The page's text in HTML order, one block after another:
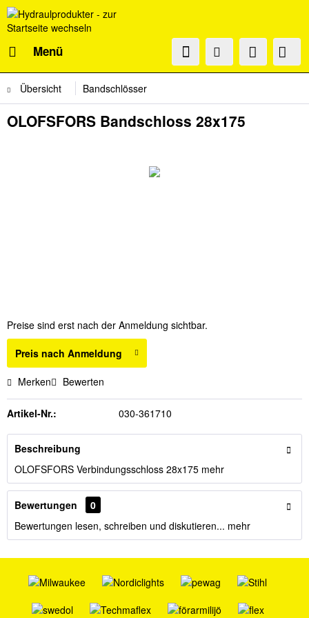
Menü
Übersicht Bandschlösser
OLOFSFORS Bandschloss 28x175
Preise sind erst nach der Anmeldung sichtbar.
Preis nach Anmeldung
Merken Bewerten
Artikel-Nr.: 030-361710
Beschreibung
OLOFSFORS Verbindungsschloss 28x175 mehr
Bewertungen
0
Bewertungen lesen, schreiben und diskutieren... mehr